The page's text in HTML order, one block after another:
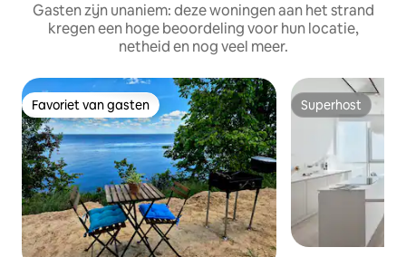
Gasten zijn unaniem: deze woningen aan het strand
kregen een hoge beoordeling voor hun locatie,
netheid en nog veel meer.
Favoriet van gasten
Favoriet van gasten Superhost
Superhost